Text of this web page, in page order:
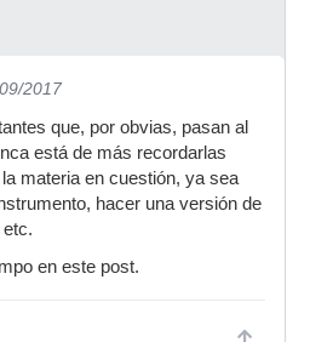
2017
que, por obvias, pasan al
está de más recordarlas
materia en cuestión, ya sea
hacer una versión de
en este post.